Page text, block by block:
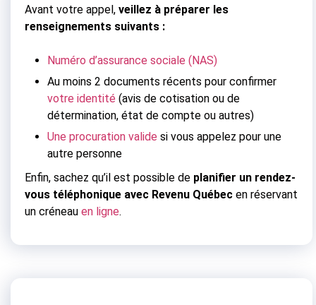
Avant votre appel, veillez à préparer les
renseignements suivants :
Numéro d’assurance sociale (NAS)
Au moins 2 documents récents pour confirmer
votre identité (avis de cotisation ou de
détermination, état de compte ou autres)
Une procuration valide si vous appelez pour une
autre personne
Enfin, sachez qu’il est possible de planifier un rendez-
vous téléphonique avec Revenu Québec en réservant
un créneau en ligne.